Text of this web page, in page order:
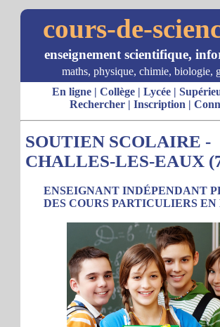
cours-de-
enseignement scientifique,
maths, physique, chimie, biologie,
En ligne| Collège| Lycée|
Rechercher| Inscription |
SOUTIEN SCOLAIRE -
CHALLES-LES-EAUX
ENSEIGNANT INDÉPENDANT
DES COURS PARTICULIERS